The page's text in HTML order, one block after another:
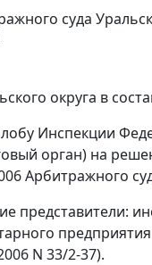
суда
округа в
Инспекции
орган) на
Арбитражного
представители:
N 33/2-37).